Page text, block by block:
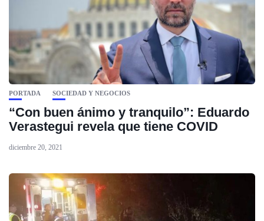
PORTADA SOCIEDAD Y NEGOCIOS
“Con buen ánimo y tranquilo”: Eduardo
Verastegui revela que tiene COVID
diciembre 20, 2021